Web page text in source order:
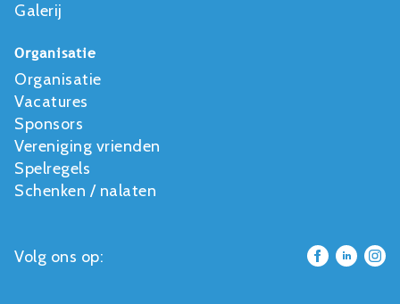
Galerij
Organisatie
Organisatie
Vacatures
Sponsors
Vereniging vrienden
Spelregels
Schenken / nalaten
Volg ons op: